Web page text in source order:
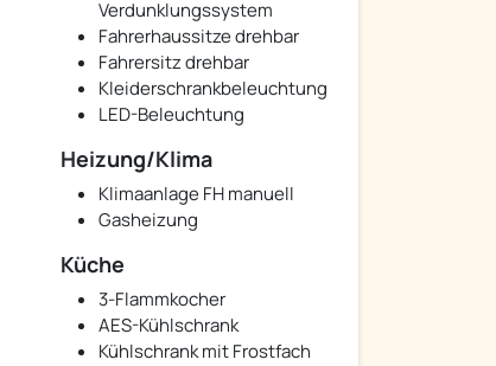
Verdunklungssystem
Fahrerhaussitze drehbar
Fahrersitz drehbar
Kleiderschrankbeleuchtung
LED-Beleuchtung
Heizung/Klima
Klimaanlage FH manuell
Gasheizung
Küche
3-Flammkocher
AES-Kühlschrank
Kühlschrank mit Frostfach